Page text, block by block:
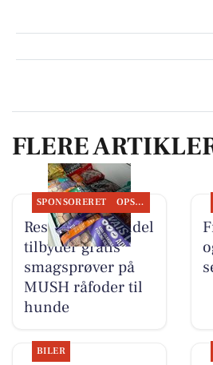
FLERE
SPONSORERET OPSLAGSTAVLEN
Resen Landhandel
tilbyder gratis
smagsprøver på
MUSH råfoder til
hunde
BILER